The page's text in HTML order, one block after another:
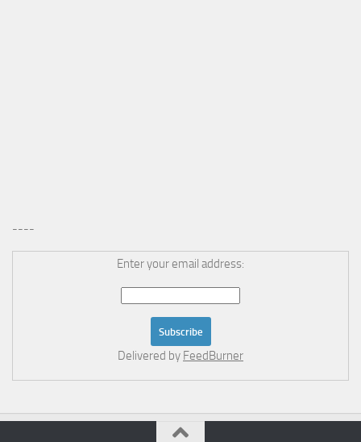
----
Enter your email address:
Delivered by FeedBurner